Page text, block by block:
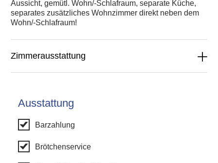
Aussicht, gemütl. Wohn/-Schlafraum, separate Küche,
separates zusätzliches Wohnzimmer direkt neben dem
Wohn/-Schlafraum!
Zimmerausstattung
Ausstattung
Barzahlung
Brötchenservice